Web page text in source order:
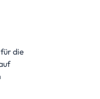
die